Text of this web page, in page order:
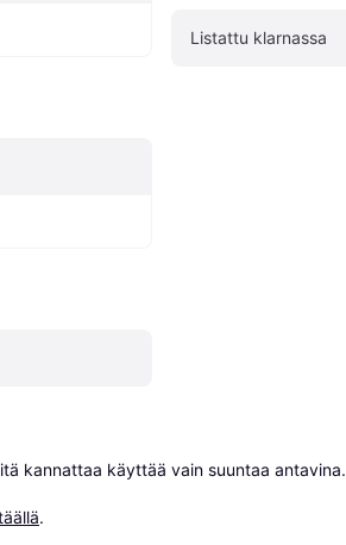
Listattu klarnassa
kannattaa käyttää vain suuntaa antavina.
.